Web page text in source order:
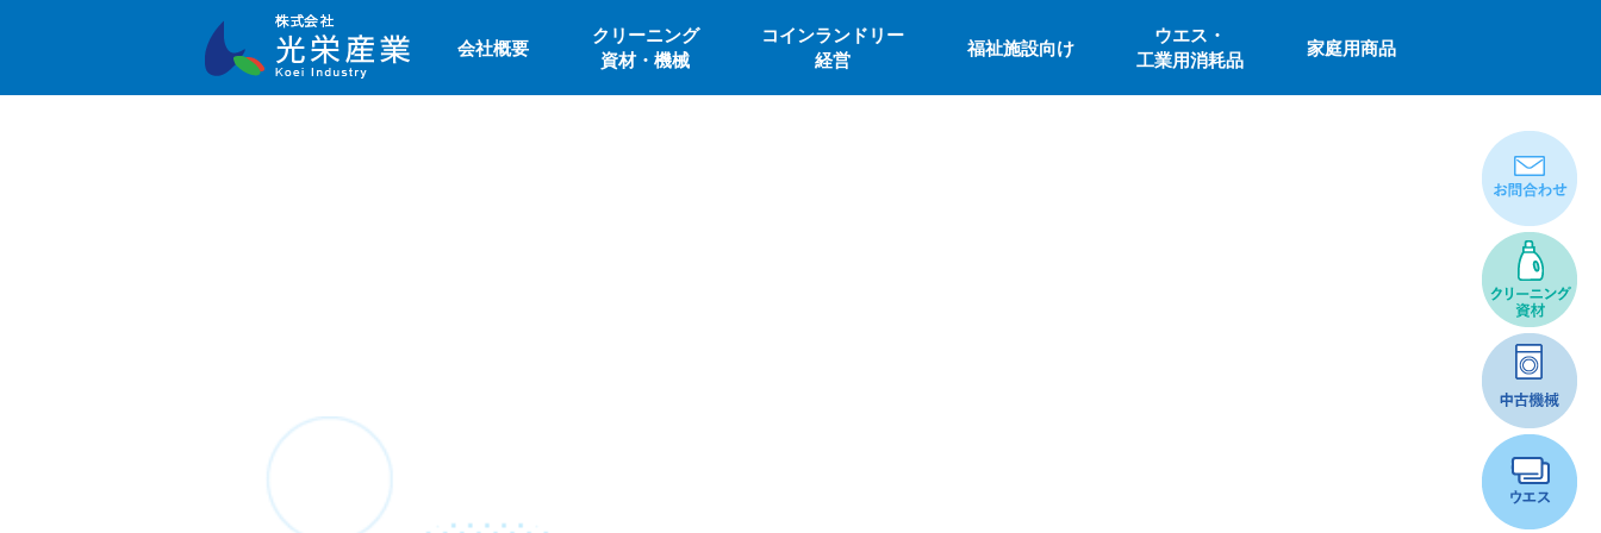
会社概要
クリーニング
資材・機械
コインランドリー
経営
福祉施設向け
ウエス・
工業用消耗品
家庭用商品
お問い合わ
せ
クリーニン
グ資材
中古機械